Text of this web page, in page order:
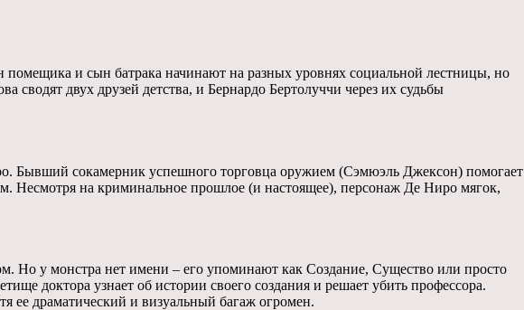
и сын батрака начинают на разных уровнях социальной лестницы, но
сводят двух друзей детства, и Бернардо Бертолуччи через их судьбы
Бывший сокамерник успешного торговца оружием (Сэмюэль Джексон) помогает
Несмотря на криминальное прошлое (и настоящее), персонаж Де Ниро мягок,
Но у монстра нет имени – его упоминают как Создание, Существо или просто
доктора узнает об истории своего создания и решает убить профессора.
ее драматический и визуальный багаж огромен.